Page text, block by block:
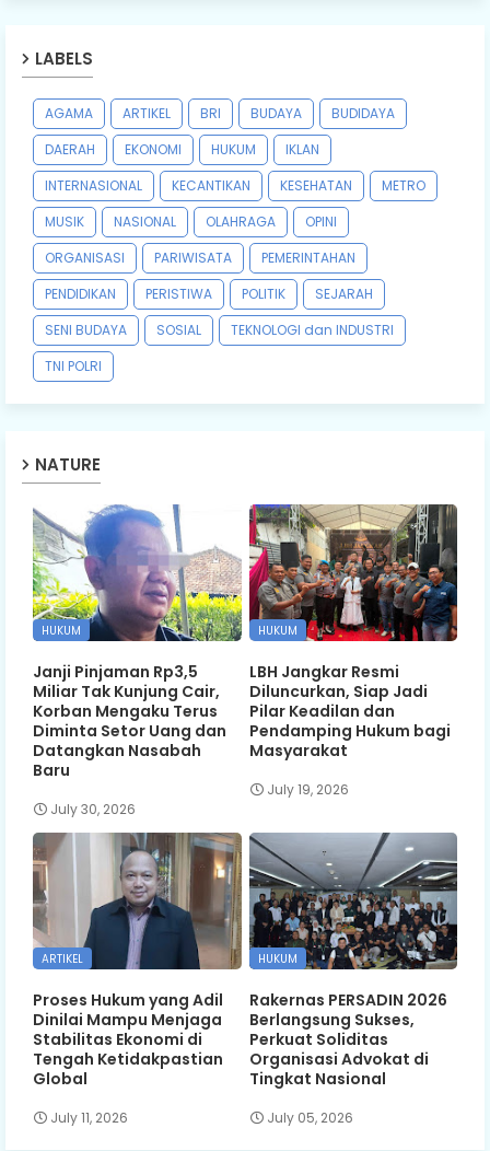
LABELS
AGAMA ARTIKEL BRI BUDAYA
BUDIDAYA
DAERAH
EKONOMI HUKUM
IKLAN
INTERNASIONAL
KECANTIKAN KESEHATAN
METRO
MUSIK
NASIONAL OLAHRAGA
OPINI
ORGANISASI
PARIWISATA
PEMERINTAHAN
PENDIDIKAN
PERISTIWA POLITIK
SEJARAH
SENI BUDAYA
SOSIAL
TEKNOLOGI dan INDUSTRI
TNI POLRI
NATURE
HUKUM
Janji Pinjaman Rp3,5
Miliar Tak Kunjung Cair,
Korban Mengaku Terus
Diminta Setor Uang dan
Datangkan Nasabah
Baru
July 30, 2026
HUKUM
LBH Jangkar Resmi
Diluncurkan, Siap Jadi
Pilar Keadilan dan
Pendamping Hukum bagi
Masyarakat
July 19, 2026
ARTIKEL
Proses Hukum yang Adil
Dinilai Mampu Menjaga
Stabilitas Ekonomi di
Tengah Ketidakpastian
Global
July 11, 2026
HUKUM
Rakernas PERSADIN 2026
Berlangsung Sukses,
Perkuat Soliditas
Organisasi Advokat di
Tingkat Nasional
July 05, 2026